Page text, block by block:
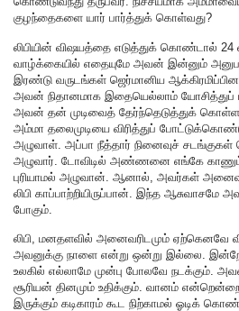
குழந்தைகளை யார் பார்த்துக் கொள்வது?
லிபியின் விஷயத்தை எடுத்துக் கொண்டால் 24
வாழ்க்கையில் எதையுமே அவன் இன்னும்
இரண்டு வருடங்கள் ஜெர்மானிய
அவன் நிதானமாக இதையெல்லாம் யோசித்துப்
அவன் தன் முடிவைத் தேர்ந்தெடுத்துக்
அம்மா தலைமுடியை விரித்துப்
அழுவாள். அப்பா நீத்தார் நினைவுச் சடங்குகள்
அழுவார். டோவிடில் அண்ணனை எங்கே
புரியாமல் அழுவான். ஆனால், அவர்கள்
லிபி காப்பாற்றியிருப்பான். இந்த
போகும்.
லிபி, மனதளவில் அனைவரிடமும் ஏற்கெனவே
அவனுக்கு நாளை என்று ஒன்று இல்லை.
உலகில் எல்லாமே முன்பு போலவே நடக்கும்.
சூரியன் தினமும் உதிக்கும். வானம்
இருக்கும் கடிகாரம் கூட நிற்காமல் ஓடிக்